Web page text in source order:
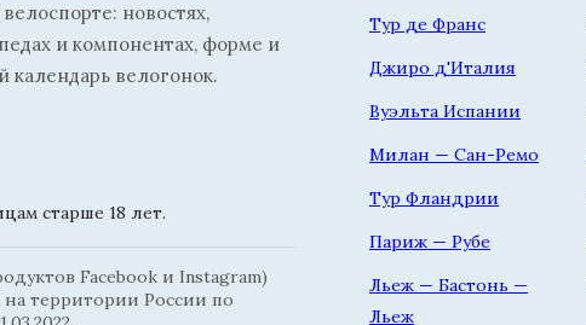
новостях,
и компонентах, форме и
велогонок.
старше 18 лет.
Facebook и Instagram)
на территории России по
Тур де Франс
Джиро д'Италия
Вуэльта Испании
Милан — Сан-Ремо
Тур Фландрии
Париж — Рубе
Льеж — Бастонь —
Льеж